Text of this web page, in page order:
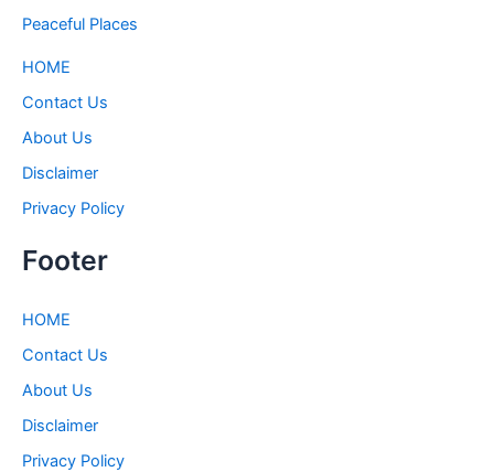
Peaceful Places
HOME
Contact Us
About Us
Disclaimer
Privacy Policy
Footer
HOME
Contact Us
About Us
Disclaimer
Privacy Policy